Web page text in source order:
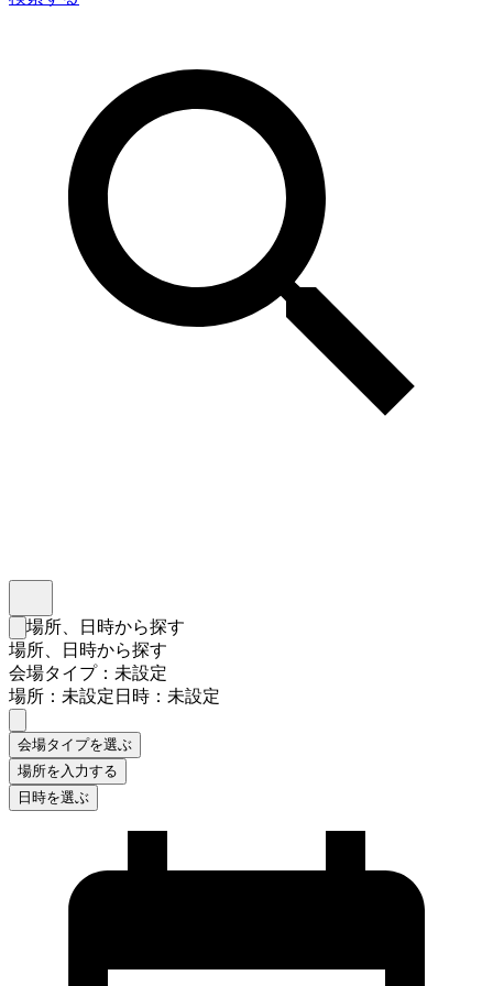
検索フォームを閉じる
場所、日時から探す
場所、日時から探す
会場タイプ：未設定
場所：未設定日時：未設定
会場タイプを選ぶ
場所を入力する
日時を選ぶ